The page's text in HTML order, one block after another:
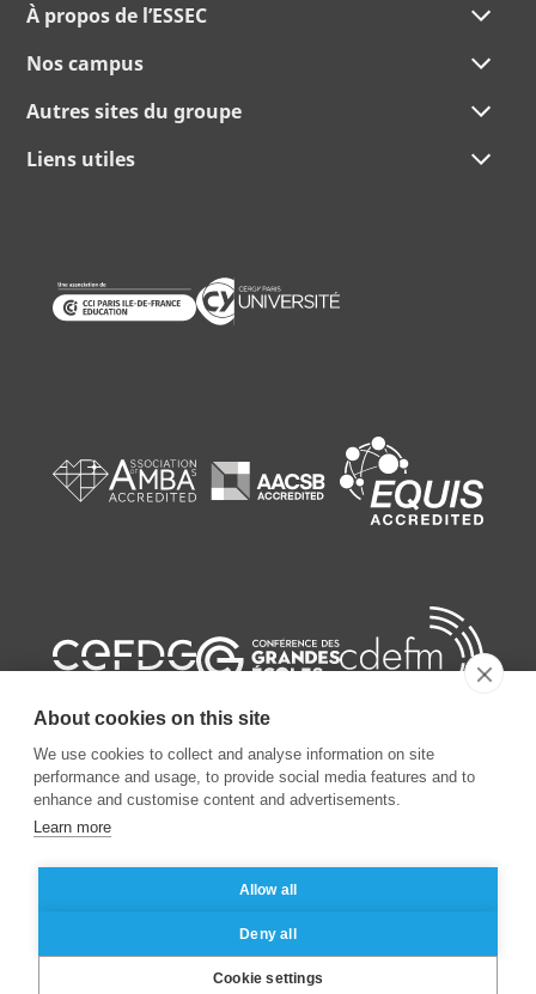
À propos de l’ESSEC
Nos campus
Autres sites du groupe
Liens utiles
©2026ESSEC Business School
Protection des données personnelles
About cookies on this site
We use cookies to collect and analyse information on site
performance and usage, to provide social media features and to
enhance and customise content and advertisements.
Learn more
Allow all
Deny all
Cookie settings